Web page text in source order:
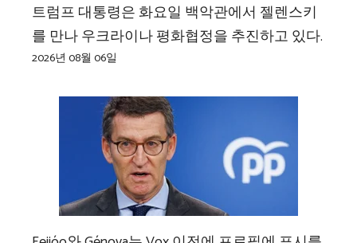
트럼프 대통령은 화요일 백악관에서 젤렌스키
를 만나 우크라이나 평화협정을 추진하고 있다.
2026년 08월 06일